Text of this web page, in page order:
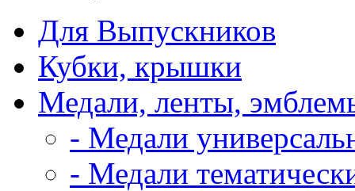
Для Выпускников
Кубки, крышки
Медали, ленты,
- Медали
- Медали